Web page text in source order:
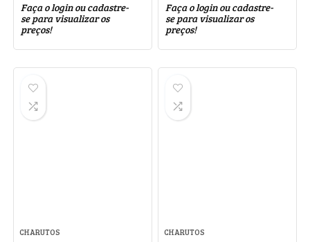
Faça o login ou cadastre-
se para visualizar os
preços!
Faça o login ou cadastre-
se para visualizar os
preços!
CHARUTOS CHARUTOS